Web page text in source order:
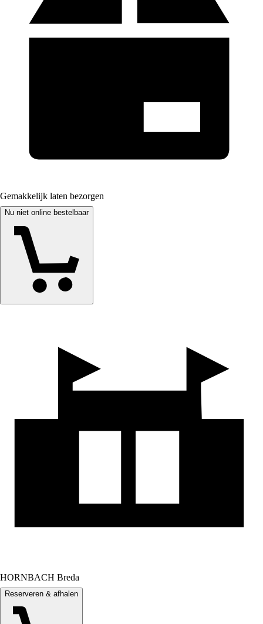
Gemakkelijk laten bezorgen
Nu niet online bestelbaar
HORNBACH Breda
Reserveren & afhalen